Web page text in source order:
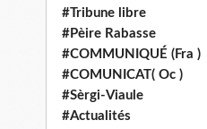
#Tribune libre
#Pèire Rabasse
#COMMUNIQUÉ (Fra )
#COMUNICAT( Oc )
#Sèrgi-Viaule
#Actualités